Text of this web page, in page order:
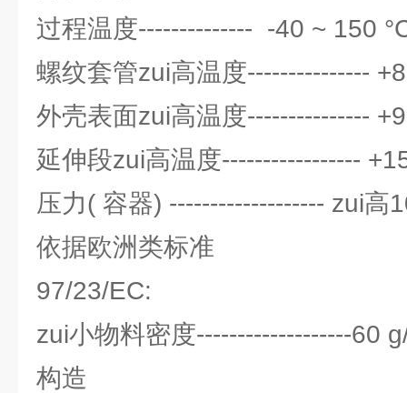
过程温度-------------- -40 ~ 150
螺纹套管zui高温度---------------
外壳表面zui高温度---------------
延伸段zui高温度-----------------
压力( 容器) ------------------- zui高
依据欧洲类标准
97/23/EC:
zui小物料密度-------------------60
构造